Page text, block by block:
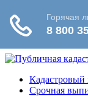
Кадастровый
Срочная